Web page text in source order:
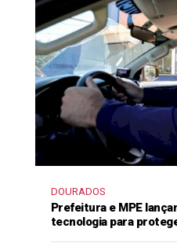
DOURADOS
Prefeitura e MPE
tecnologia para